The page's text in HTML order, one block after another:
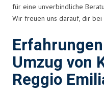
für eine unverbindliche
Wir freuen uns darauf, dir
Umzug von
Reggio